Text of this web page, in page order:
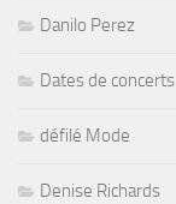
Danilo Perez
Dates de concerts
défilé Mode
Denise Richards